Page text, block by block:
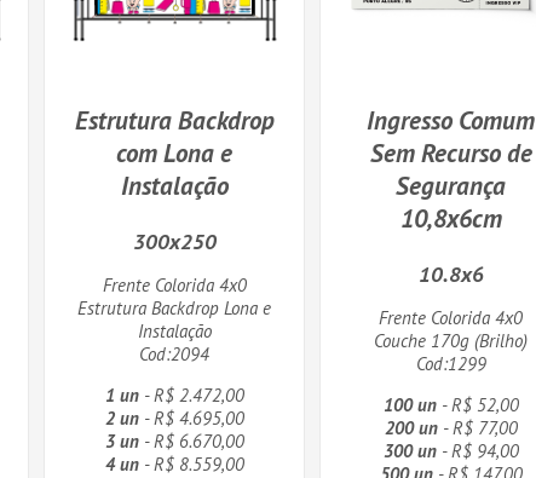
Estrutura Backdrop
com Lona e
Instalação
300x250
Frente Colorida 4x0
Estrutura Backdrop Lona e
Instalação
Cod:2094
1 un- R$ 2.472,00
2 un- R$ 4.695,00
3 un- R$ 6.670,00
4 un- R$ 8.559,00
Ingresso Comum
Sem Recurso de
Segurança
10,8x6cm
10.8x6
Frente Colorida 4x0
Couche 170g (Brilho)
Cod:1299
100 un- R$ 52,00
200 un- R$ 77,00
300 un- R$ 94,00